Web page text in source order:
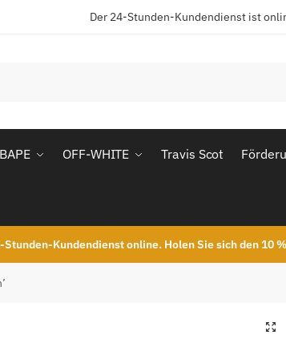
Der 24-Stunden-Kundendienst ist
BAPE OFF-WHITE Travis Scot
Stunden-Kundendienst online. Holen Sie sich den 10